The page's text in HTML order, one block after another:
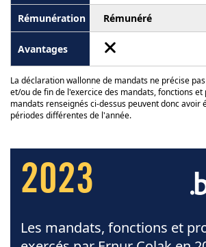
Rémunéré
La déclaration wallonne de mandats ne précise
et/ou de fin de l'exercice des mandats, fonctions et
mandats renseignés ci-dessus peuvent donc avoir
périodes différentes de l'année.
2023
Les mandats, fonctions et